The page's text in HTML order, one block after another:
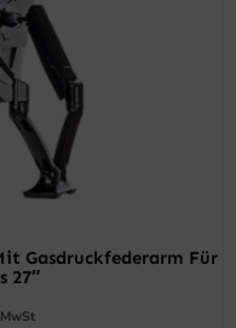
Gasdruckfederarm Für
27″